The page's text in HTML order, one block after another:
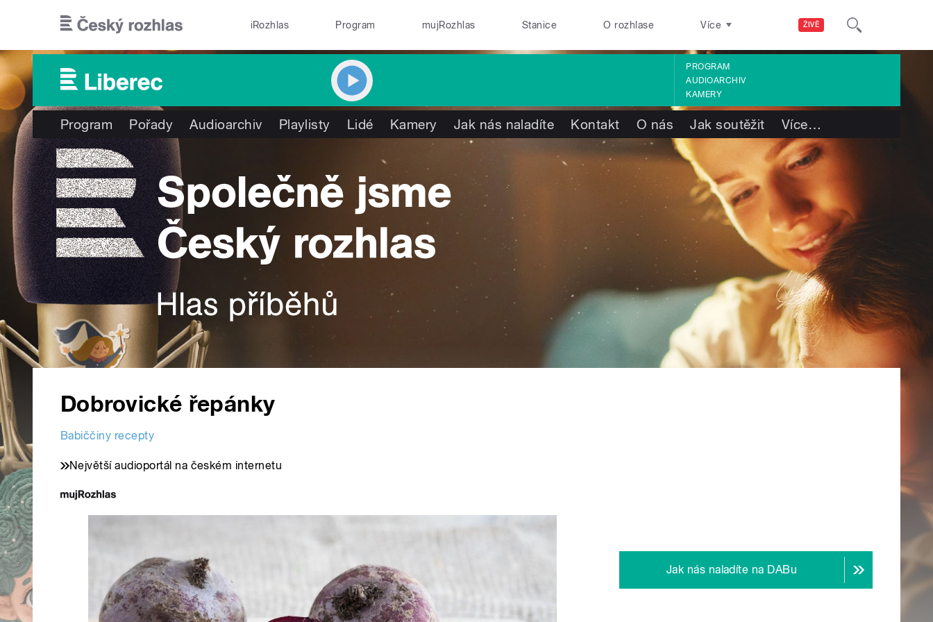
ŽIVĚ
iRozhlas Program mujRozhlas Stanice O rozhlase Více
PROGRAM
AUDIOARCHIV
KAMERY
Program Pořady Audioarchiv Playlisty Lidé Kamery Jak nás naladíte Kontakt O nás Jak soutěžit Více…
Dobrovické řepánky
Babiččiny recepty
Největší audioportál na českém internetu
Jak nás naladíte na DABu